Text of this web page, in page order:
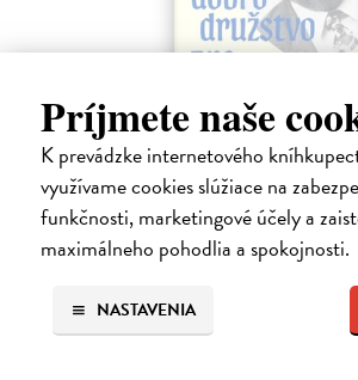
Príjmete naše
K prevádzke internetového
využívame cookies slúžiace na
funkčnosti, marketingové účely a
maximálneho pohodlia a spokojnosti.
NASTAVENIA
Dobrodružstvo prekladu
Hečko Blahoslav| Kniha
„Nádherná kniha o úskaliach prekladateľského
nášho jazyka.“ Adam Berka, vydavateľ Blahoslav
nad Parnou – †2002 Bratislava) je jedny´m z
Na sklade